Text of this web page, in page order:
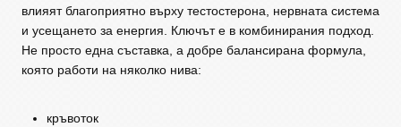
влияят благоприятно върху тестостерона, нервната система
и усещането за енергия. Ключът е в комбинирания подход.
Не просто една съставка, а добре балансирана формула,
която работи на няколко нива:
кръвоток